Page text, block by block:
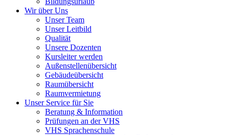
Wir über Uns
Unser Team
Unser Leitbild
Qualität
Unsere Dozenten
Kursleiter werden
Außenstellenübersicht
Gebäudeübersicht
Raumübersicht
Raumvermietung
Unser Service für Sie
Beratung & Information
Prüfungen an der VHS
VHS Sprachenschule